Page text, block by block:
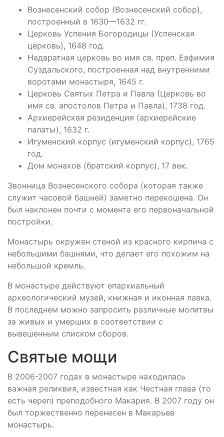
Вознесенский собор (Вознесенский собор),
построенный в 1630—1632 гг.
Церковь Успения Богородицы (Успенская
церковь), 1648 год.
Надвратная церковь во имя св. преп. Евфимия
Суздальского, построенная над внутренними
воротами монастыря, 1645 г.
Церковь Святых Петра и Павла (Церковь во
имя св. апостолов Петра и Павла), 1738 год.
Архиерейская резиденция (архиерейские
палаты), 1632 г.
Игуменский корпус (игуменский корпус), 1765
год.
Дом монахов (братский корпус), 17 век.
Звонница Вознесенского собора (которая также
служит часовой башней) заметно перекошена. Он
был наклонен почти с момента его первоначальной
постройки.
Монастырь окружен стеной из красного кирпича с
небольшими башнями, что делает его похожим на
небольшой кремль.
В монастыре действуют епархиальный
археологический музей, книжная и иконная лавка.
В последнем можно запросить различные молитвы
за живых и умерших в соответствии с
вывешенным списком сборов.
Святые мощи
В 2006-2007 годах в монастыре находилась
важная реликвия, известная как Честная глава (то
есть череп) преподобного Макария. В 2007 году он
был торжественно перенесен в Макарьев
монастырь.